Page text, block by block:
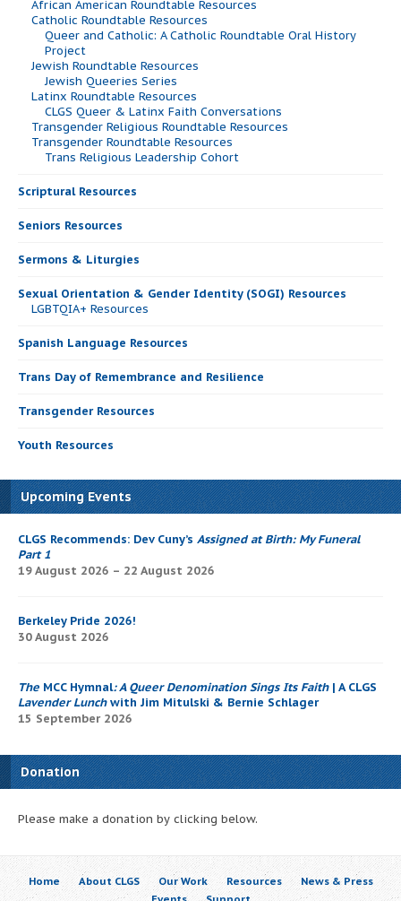
African American Roundtable Resources
Catholic Roundtable Resources
Queer and Catholic: A Catholic Roundtable Oral History
Project
Jewish Roundtable Resources
Jewish Queeries Series
Latinx Roundtable Resources
CLGS Queer & Latinx Faith Conversations
Transgender Religious Roundtable Resources
Transgender Roundtable Resources
Trans Religious Leadership Cohort
Scriptural Resources
Seniors Resources
Sermons & Liturgies
Sexual Orientation & Gender Identity (SOGI) Resources
LGBTQIA+ Resources
Spanish Language Resources
Trans Day of Remembrance and Resilience
Transgender Resources
Youth Resources
Upcoming Events
CLGS Recommends: Dev Cuny’s Assigned at Birth: My Funeral
Part 1
19 August 2026 – 22 August 2026
Berkeley Pride 2026!
30 August 2026
The MCC Hymnal: A Queer Denomination Sings Its Faith| A CLGS
Lavender Lunchwith Jim Mitulski & Bernie Schlager
15 September 2026
Donation
Please make a donation by clicking below.
Home About CLGS Our Work Resources
News & Press